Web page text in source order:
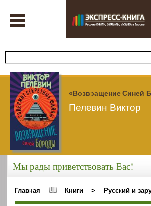
«Возвращение Синей
Пелевин Виктор
Мы рады приветствовать Вас!
Главная Книги > Русский и